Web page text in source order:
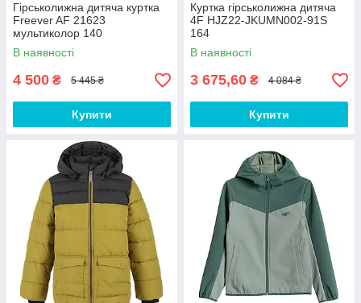
Гірськолижна дитяча куртка
Freever AF 21623
мультиколор 140
В наявності
4 500 ₴ 5 445 ₴
Купити
Куртка гірськолижна дитяча
4F HJZ22-JKUMN002-91S
164
В наявності
3 675,60 ₴ 4 084 ₴
Купити